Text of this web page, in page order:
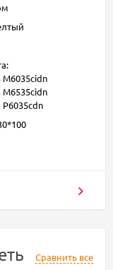
M6035cidn
M6535cidn
P6035cdn
Сравнить все